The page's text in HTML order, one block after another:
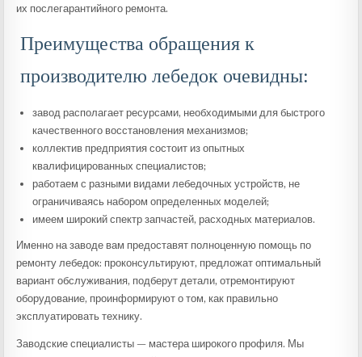
их послегарантийного ремонта.
Преимущества обращения к
производителю лебедок очевидны:
завод располагает ресурсами, необходимыми для быстрого
качественного восстановления механизмов;
коллектив предприятия состоит из опытных
квалифицированных специалистов;
работаем с разными видами лебедочных устройств, не
ограничиваясь набором определенных моделей;
имеем широкий спектр запчастей, расходных материалов.
Именно на заводе вам предоставят полноценную помощь по
ремонту лебедок: проконсультируют, предложат оптимальный
вариант обслуживания, подберут детали, отремонтируют
оборудование, проинформируют о том, как правильно
эксплуатировать технику.
Заводские специалисты — мастера широкого профиля. Мы